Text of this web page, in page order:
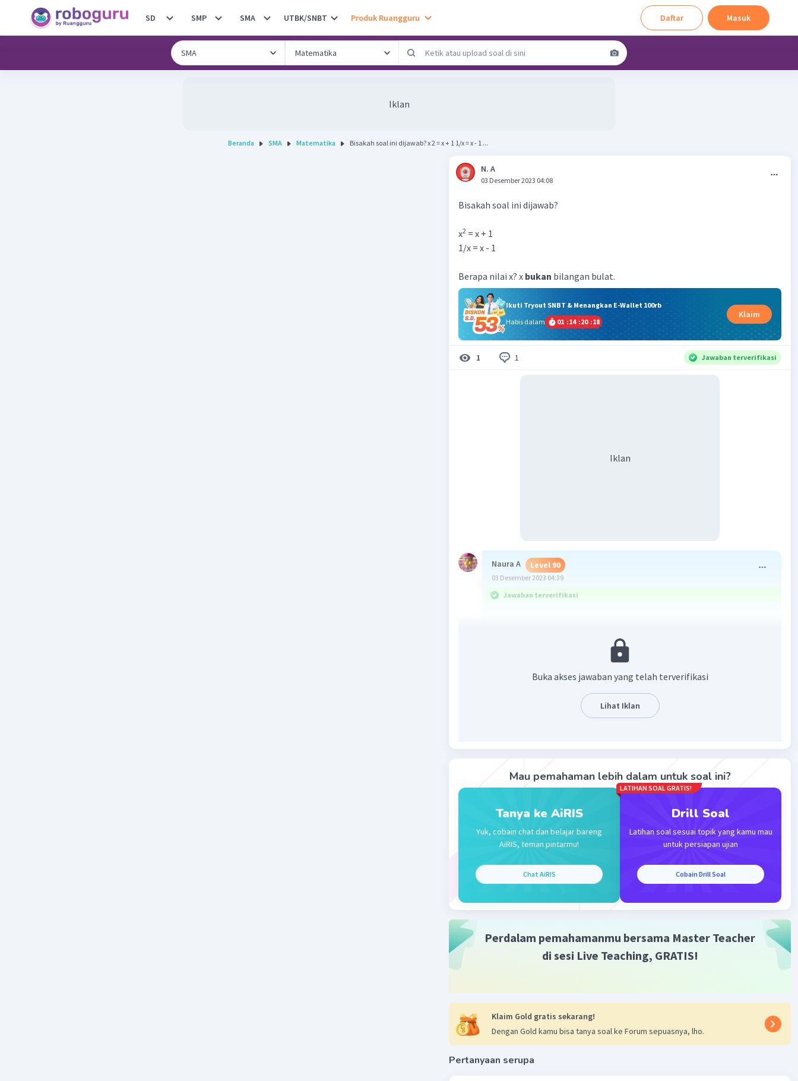
SD SMP SMA UTBK/SNBT Produk Ruangguru Daftar Masuk
Iklan
Beranda SMA Matematika Bisakah soal ini dijawab? x 2 = x + 1 1/x = x - 1 ...
N. A
03 Desember 2023 04:08
Bisakah soal ini dijawab?
x2 = x + 1
1/x = x - 1
Berapa nilai x? x bukan bilangan bulat.
Ikuti Tryout SNBT & Menangkan E-Wallet 100rb
Habis dalam
01 :14 :20 :18
Klaim
1 1 Jawaban terverifikasi
Iklan
Naura A Level 90
03 Desember 2023 04:39
Jawaban terverifikasi
Buka akses jawaban yang telah terverifikasi
Lihat Iklan
Mau pemahaman lebih dalam untuk soal ini?
Tanya ke AiRIS
Yuk, cobain chat dan belajar bareng
AiRIS, teman pintarmu!
Chat AiRIS
LATIHAN SOAL GRATIS!
Drill Soal
Latihan soal sesuai topik yang kamu mau
untuk persiapan ujian
Cobain Drill Soal
Perdalam pemahamanmu bersama Master Teacher
di sesi Live Teaching, GRATIS!
Klaim Gold gratis sekarang!
Dengan Gold kamu bisa tanya soal ke Forum sepuasnya, lho.
Pertanyaan serupa